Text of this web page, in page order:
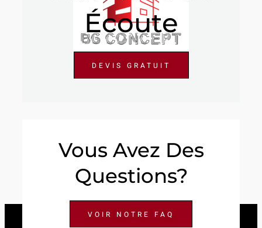
Écoute
DEVIS GRATUIT
Vous Avez Des
Questions?
VOIR NOTRE FAQ